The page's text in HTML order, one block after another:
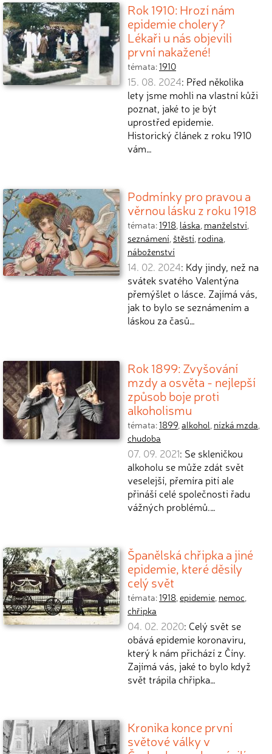
Rok 1910: Hrozí nám
epidemie cholery?
Lékaři u nás objevili
první nakažené!
témata:1910
15. 08. 2024: Před několika
lety jsme mohli na vlastní kůži
poznat, jaké to je být
uprostřed epidemie.
Historický článek z roku 1910
vám…
Podmínky pro pravou a
věrnou lásku z roku 1918
témata:1918, láska, manželství,
seznámení, štěstí, rodina,
náboženství
14. 02. 2024: Kdy jindy, než na
svátek svatého Valentýna
přemýšlet o lásce. Zajímá vás,
jak to bylo se seznámením a
láskou za časů…
Rok 1899: Zvyšování
mzdy a osvěta - nejlepší
způsob boje proti
alkoholismu
témata:1899,alkohol, nízká mzda,
chudoba
07. 09. 2021: Se skleničkou
alkoholu se může zdát svět
veselejší, přemíra pití ale
přináší celé společnosti řadu
vážných problémů.…
Španělská chřipka a jiné
epidemie, které děsily
celý svět
témata:1918,epidemie, nemoc,
chřipka
04. 02. 2020: Celý svět se
obává epidemie koronaviru,
který k nám přichází z Číny.
Zajímá vás, jaké to bylo když
svět trápila chřipka…
Kronika konce první
světové války v